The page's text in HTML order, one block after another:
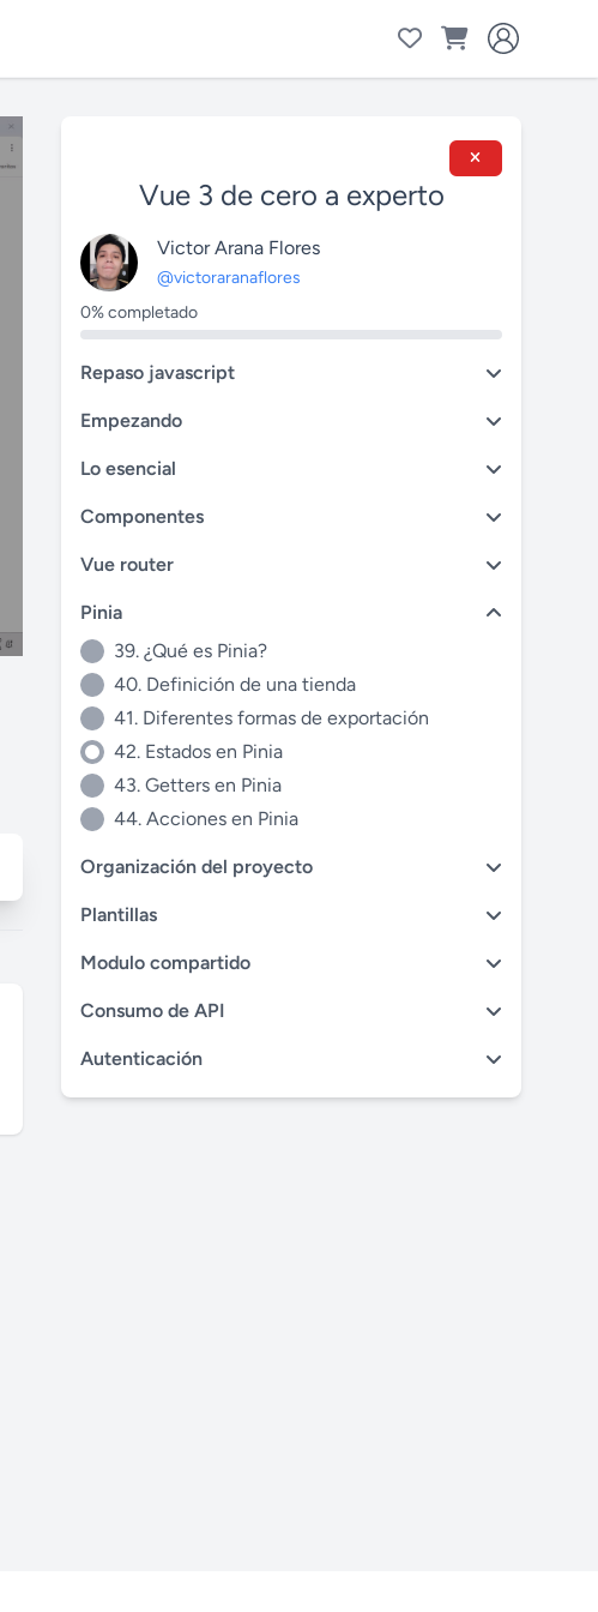
Vue 3 de cero a experto
Victor Arana Flores
@victoraranaflores
0% completado
Repaso javascript
Empezando
Lo esencial
Componentes
Vue router
Pinia
39. ¿Qué es Pinia?
40. Definición de una tienda
41. Diferentes formas de exportación
42. Estados en Pinia
43. Getters en Pinia
44. Acciones en Pinia
Organización del proyecto
Plantillas
Modulo compartido
Consumo de API
Autenticación